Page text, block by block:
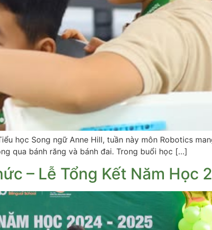
học Song ngữ Anne Hill, tuần này môn Robotics
qua bánh răng và bánh đai. Trong buổi học […]
– Lễ Tổng Kết Năm Học